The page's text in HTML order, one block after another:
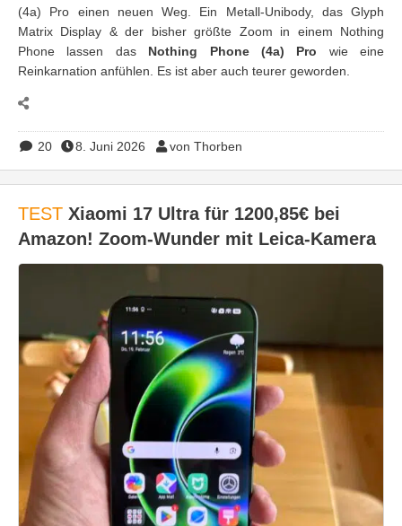
(4a) Pro einen neuen Weg. Ein Metall-Unibody, das Glyph
Matrix Display & der bisher größte Zoom in einem Nothing
Phone lassen das Nothing Phone (4a) Pro wie eine
Reinkarnation anfühlen. Es ist aber auch teurer geworden.
20 8. Juni 2026 von Thorben
TEST Xiaomi 17 Ultra für 1200,85€ bei
Amazon! Zoom-Wunder mit Leica-Kamera